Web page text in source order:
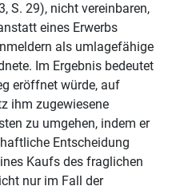
S. 29), nicht vereinbaren,
eines Erwerbs
als umlagefähige
Im Ergebnis bedeutet
eröffnet würde, auf
ihm zugewiesene
zu umgehen, indem er
Entscheidung
Kaufs des fraglichen
nur im Fall der